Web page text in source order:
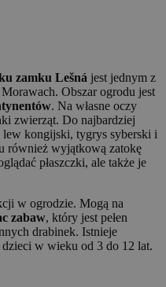
zamku Lešná jest jednym z
Obszar ogrodu jest
. Na własne oczy
zwierząt. Do najbardziej
lew kongijski, tygrys syberski i
również wyjątkową zatokę
płaszczki, ale także je
w ogrodzie. Mogą na
zabaw, który jest pełen
drabinek. Istnieje
dzieci w wieku od 3 do 12 lat.